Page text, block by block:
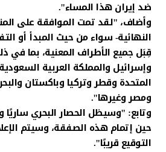
ضد إيران هذا المساء".
وأضاف، "لقد تمت الموافقة على
النهائية- سواء من حيث المبدأ أو
قِبَل جميع الأطراف المعنية، بما في
وإسرائيل والمملكة العربية السعودية
المتحدة وقطر وتركيا وباكستان
ومصر وغيرها".
وتابع: "وسيظل الحصار البحري ساريًا
حين إتمام هذه الصفقة، وسيتم
التوقيع قريبًا".